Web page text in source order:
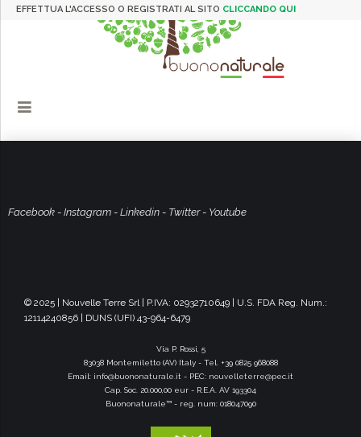
EFFETTUA L'ACCESSO O REGISTRATI AL SITO CLICCANDO QUI
Facebook - Instagram - Linkedin - Twitter- Youtube
© 2025 | Nouvelle Terre Srl | P.IVA: 02932710649 | U.S. FDA Reg. Num.:
12114240856 | DUNS (UFI) 43-964-6479
Via P. Rossi, 5
83038 Montemiletto (AV) Italy - Tel. +39 0825 968088
Email: info@buononaturale.it - PEC: nouvelleterre@pec.it
Cap. Soc. 20.000,00 eur - R.E.A. AV 193304
Buononaturale™ - reg. num: 018047090